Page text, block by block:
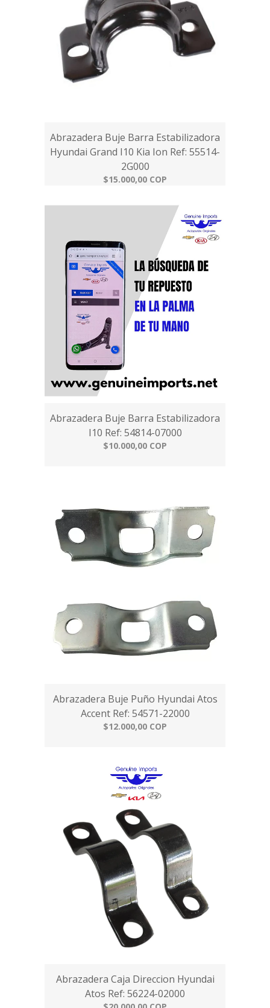
Abrazadera Buje Barra Estabilizadora
Hyundai Grand I10 Kia Ion Ref: 55514-
2G000
$15.000,00 COP
Abrazadera Buje Barra Estabilizadora
I10 Ref: 54814-07000
$10.000,00 COP
Abrazadera Buje Puño Hyundai Atos
Accent Ref: 54571-22000
$12.000,00 COP
Abrazadera Caja Direccion Hyundai
Atos Ref: 56224-02000